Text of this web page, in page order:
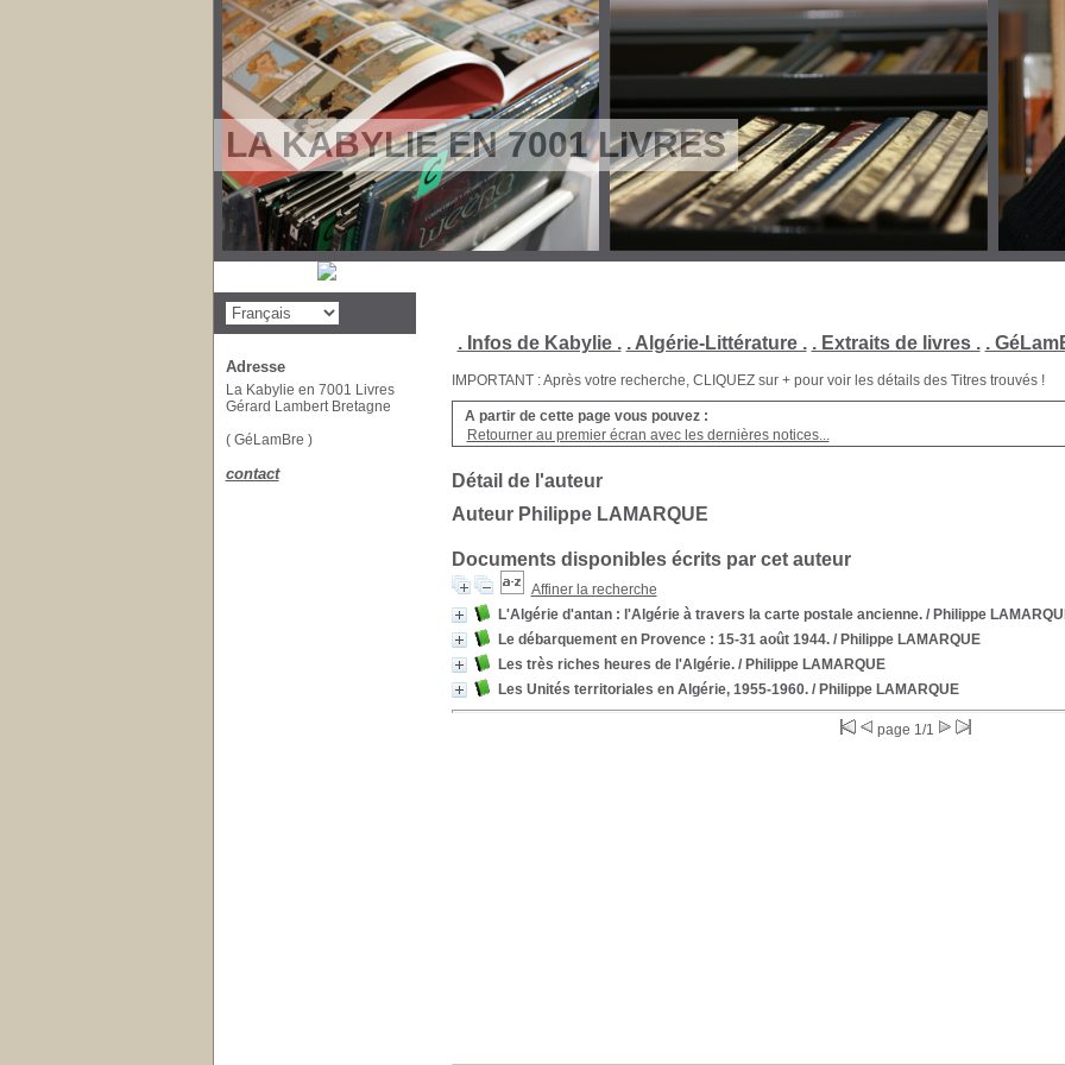
LA KABYLIE EN 7001 LIVRES
. Infos de Kabylie . . Algérie-Littérature . . Extraits de livres . .
IMPORTANT : Après votre recherche, CLIQUEZ sur + pour voir les détails des Titres trouvés !
A partir de cette page vous pouvez :
Retourner au premier écran avec les dernières notices...
Détail de l'auteur
Auteur Philippe LAMARQUE
Documents disponibles écrits par cet auteur
Affiner la recherche
L'Algérie d'antan : l'Algérie à travers la carte postale ancienne./ Philippe
Le débarquement en Provence : 15-31 août 1944./ Philippe LAMARQUE
Les très riches heures de l'Algérie./ Philippe LAMARQUE
Les Unités territoriales en Algérie, 1955-1960./ Philippe LAMARQUE
page 1/1
Adresse
La Kabylie en 7001 Livres
Gérard Lambert Bretagne
( GéLamBre )
contact